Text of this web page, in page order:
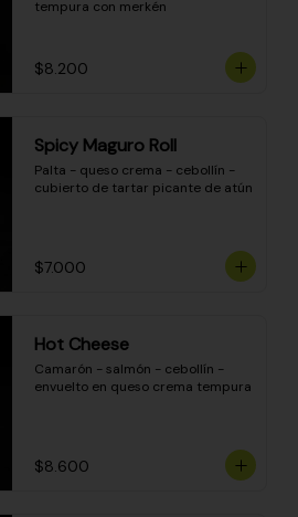
tempura con merkén
$8.200
Spicy Maguro Roll
Palta - queso crema - cebollín -
cubierto de tartar picante de atún
$7.000
Hot Cheese
Camarón - salmón - cebollín -
envuelto en queso crema tempura
$8.600